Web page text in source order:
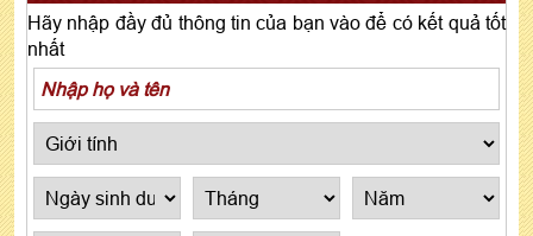
Hãy nhập đầy đủ thông tin của bạn vào để có kết quả tốt
nhất